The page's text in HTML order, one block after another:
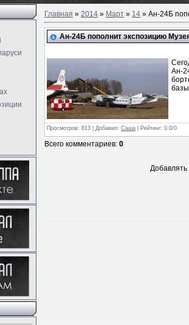
Главная»2014 » Март » 14» Ан-24Б
Ан-24Б пополнит экспозицию
Ан-
Просмотров: 813 | Добавил: Саша Рейтинг: 0.0/0
Всего комментариев:0
Добавлять